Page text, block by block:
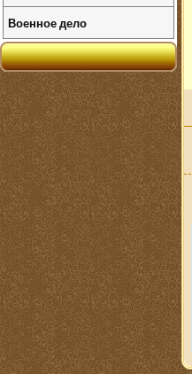
Военное дело